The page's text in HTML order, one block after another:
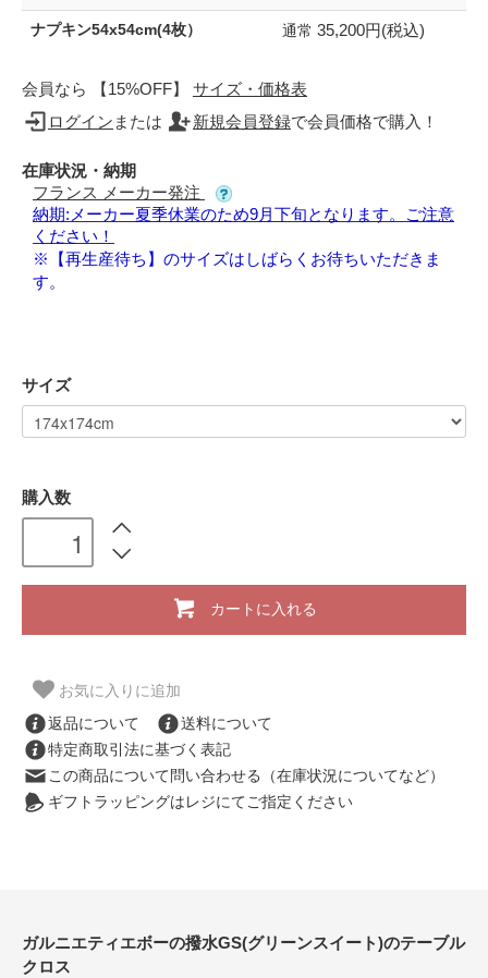
ナプキン54x54cm(4枚） 通常 35,200円(税込)
会員なら 【15%OFF】 サイズ・価格表
ログイン または 新規会員登録で会員価格で購入！
在庫状況・納期
フランス メーカー発注
納期:メーカー夏季休業のため9月下旬となります。ご注意
ください！
※【再生産待ち】のサイズはしばらくお待ちいただきま
す。
サイズ
購入数
カートに入れる
お気に入りに追加
返品について
送料について
特定商取引法に基づく表記
この商品について問い合わせる（在庫状況についてなど）
ギフトラッピングはレジにてご指定ください
ガルニエティエボーの撥水GS(グリーンスイート)のテーブル
クロス